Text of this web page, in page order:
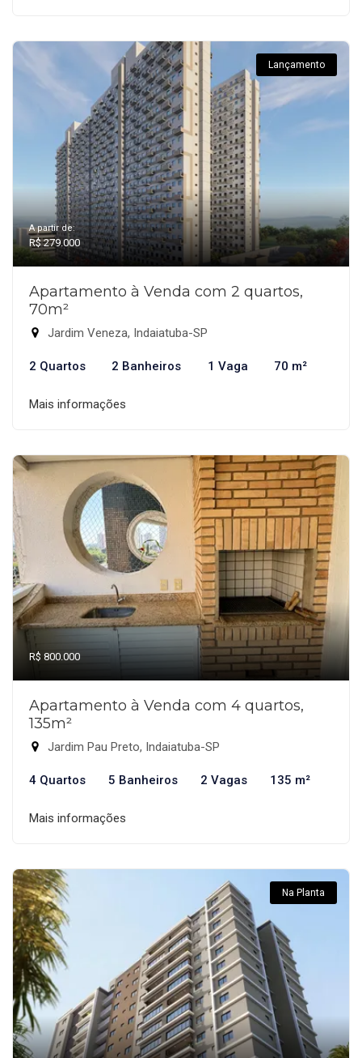
Lançamento
A partir de:
R$ 279.000
Apartamento à Venda com 2 quartos,
70m²
Jardim Veneza, Indaiatuba-SP
2 Quartos 2 Banheiros 1 Vaga 70 m²
Mais informações
R$ 800.000
Apartamento à Venda com 4 quartos,
135m²
Jardim Pau Preto, Indaiatuba-SP
4 Quartos 5 Banheiros 2 Vagas 135 m²
Mais informações
Na Planta